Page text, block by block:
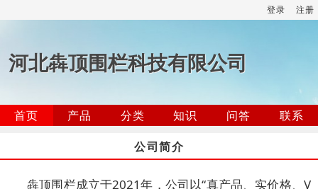
登录 注册
河北犇顶围栏科技有限公司
首页 产品 分类 知识 问答
联系
公司简介
犇顶围栏成立于2021年，公司以“真产品、实价格、V